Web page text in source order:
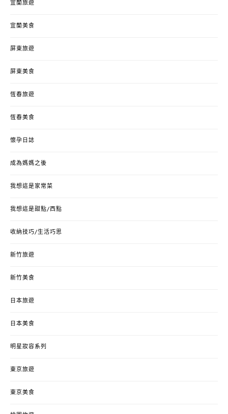
宜蘭旅遊
宜蘭美食
屏東旅遊
屏東美食
恆春旅遊
恆春美食
懷孕日誌
成為媽媽之後
我想這是家常菜
我想這是甜點/西點
收納技巧/生活巧思
新竹旅遊
新竹美食
日本旅遊
日本美食
明星妝容系列
東京旅遊
東京美食